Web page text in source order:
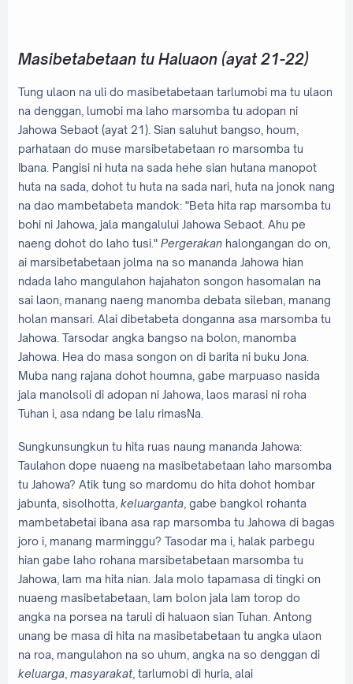
Masibetabetaan tu Haluaon (ayat 21-22)
Tung ulaon na uli do masibetabetaan tarlumobi ma tu ulaon
na denggan, lumobi ma laho marsomba tu adopan ni
Jahowa Sebaot (ayat 21). Sian saluhut bangso, houm,
parhataan do muse marsibetabetaan ro marsomba tu
Ibana. Pangisi ni huta na sada hehe sian hutana manopot
huta na sada, dohot tu huta na sada nari, huta na jonok nang
na dao mambetabeta mandok: "Beta hita rap marsomba tu
bohi ni Jahowa, jala mangalului Jahowa Sebaot. Ahu pe
naeng dohot do laho tusi." Pergerakan halongangan do on,
ai marsibetabetaan jolma na so mananda Jahowa hian
ndada laho mangulahon hajahaton songon hasomalan na
sai laon, manang naeng manomba debata sileban, manang
holan mansari. Alai dibetabeta donganna asa marsomba tu
Jahowa. Tarsodar angka bangso na bolon, manomba
Jahowa. Hea do masa songon on di barita ni buku Jona.
Muba nang rajana dohot houmna, gabe marpuaso nasida
jala manolsoli di adopan ni Jahowa, laos marasi ni roha
Tuhan i, asa ndang be lalu rimasNa.
Sungkunsungkun tu hita ruas naung mananda Jahowa:
Taulahon dope nuaeng na masibetabetaan laho marsomba
tu Jahowa? Atik tung so mardomu do hita dohot hombar
jabunta, sisolhotta, keluarganta , gabe bangkol rohanta
mambetabetai ibana asa rap marsomba tu Jahowa di bagas
joro i, manang marminggu? Tasodar ma i, halak parbegu
hian gabe laho rohana marsibetabetaan marsomba tu
Jahowa, lam ma hita nian. Jala molo tapamasa di tingki on
nuaeng masibetabetaan, lam bolon jala lam torop do
angka na porsea na taruli di haluaon sian Tuhan. Antong
unang be masa di hita na masibetabetaan tu angka ulaon
na roa, mangulahon na so uhum, angka na so denggan di
keluarga masyarakat , tarlumobi di huria, alai